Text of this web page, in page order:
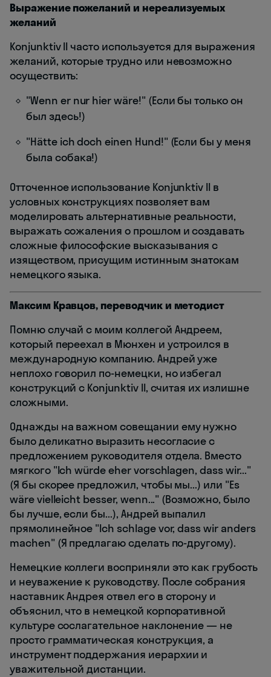
Выражение пожеланий и нереализуемых
желаний
Konjunktiv II часто используется для выражения
желаний, которые трудно или невозможно
осуществить:
"Wenn er nur hier wäre!" (Если бы только он
был здесь!)
"Hätte ich doch einen Hund!" (Если бы у меня
была собака!)
Отточенное использование Konjunktiv II в
условных конструкциях позволяет вам
моделировать альтернативные реальности,
выражать сожаления о прошлом и создавать
сложные философские высказывания с
изяществом, присущим истинным знатокам
немецкого языка.
Максим Кравцов, переводчик и методист
Помню случай с моим коллегой Андреем,
который переехал в Мюнхен и устроился в
международную компанию. Андрей уже
неплохо говорил по-немецки, но избегал
конструкций с Konjunktiv II, считая их излишне
сложными.
Однажды на важном совещании ему нужно
было деликатно выразить несогласие с
предложением руководителя отдела. Вместо
мягкого "Ich würde eher vorschlagen, dass wir..."
(Я бы скорее предложил, чтобы мы...) или "Es
wäre vielleicht besser, wenn..." (Возможно, было
бы лучше, если бы...), Андрей выпалил
прямолинейное "Ich schlage vor, dass wir anders
machen" (Я предлагаю сделать по-другому).
Немецкие коллеги восприняли это как грубость
и неуважение к руководству. После собрания
наставник Андрея отвел его в сторону и
объяснил, что в немецкой корпоративной
культуре сослагательное наклонение — не
просто грамматическая конструкция, а
инструмент поддержания иерархии и
уважительной дистанции.